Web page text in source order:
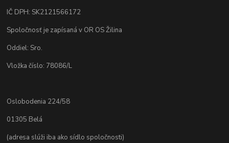
IČ DPH: SK2121566172
Spoločnosť je zapísaná v OR OS Žilina
Oddiel: Sro.
Vložka číslo: 78086/L
Oslobodenia 224/58
01305 Belá
(adresa slúži iba ako sídlo spoločnosti)